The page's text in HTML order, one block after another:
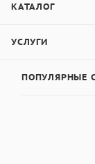
КАТАЛОГ
УСЛУГИ
ПОПУЛЯРНЫЕ